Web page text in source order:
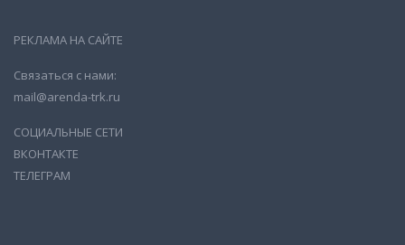
РЕКЛАМА НА САЙТЕ
Связаться с нами:
mail@arenda-trk.ru
СОЦИАЛЬНЫЕ СЕТИ
ВКОНТАКТЕ
ТЕЛЕГРАМ